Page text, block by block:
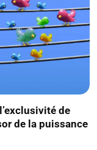
de
de la puissance